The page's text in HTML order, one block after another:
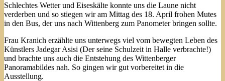
Schlechtes Wetter und Eiseskälte konnte uns die Laune nicht
verderben und so stiegen wir am Mittag des 18. April frohen Mutes
in den Bus, der uns nach Wittenberg zum Panometer bringen sollte.
Frau Kranich erzählte uns unterwegs viel vom bewegten Leben des
Künstlers Jadegar Asisi (Der seine Schulzeit in Halle verbrachte!)
und brachte uns auch die Entstehung des Wittenberger
Panoramabildes nah. So gingen wir gut vorbereitet in die
Ausstellung.